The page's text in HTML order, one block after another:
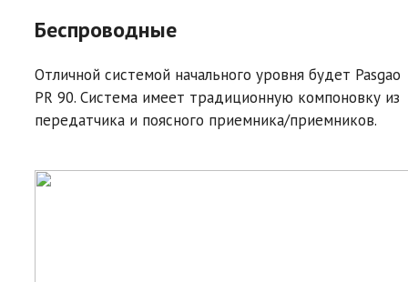
Беспроводные
Отличной системой начального уровня будет Pasgao
PR 90. Система имеет традиционную компоновку из
передатчика и поясного приемника/приемников.